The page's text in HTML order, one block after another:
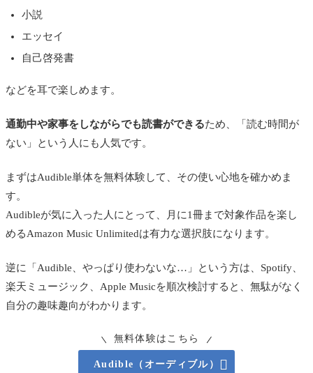
小説
エッセイ
自己啓発書
などを耳で楽しめます。
通勤中や家事をしながらでも読書ができるため、「読む時間が
ない」という人にも人気です。
まずはAudible単体を無料体験して、その使い心地を確かめま
す。
Audibleが気に入った人にとって、月に1冊まで対象作品を楽し
めるAmazon Music Unlimitedは有力な選択肢になります。
逆に「Audible、やっぱり使わないな…」という方は、Spotify、
楽天ミュージック、Apple Musicを順次検討すると、無駄がなく
自分の趣味趣向がわかります。
無料体験はこちら
Audible（オーディブル） 